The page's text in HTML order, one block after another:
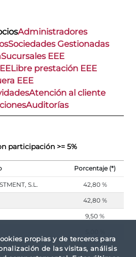
propias y de terceros para
de las visitas, análisis
Administradores
Sociedades Gestionadas
Sucursales EEE
Libre prestación EEE
EEE
Atención al cliente
Auditorías
participación >= 5%
Porcentaje (*)
S.L. 42,80 %
42,80 %
9,50 %